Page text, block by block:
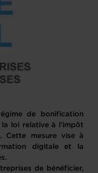
de bonification
loi relative à l’impôt
Cette mesure vise à
digitale et la
de bénéficier,